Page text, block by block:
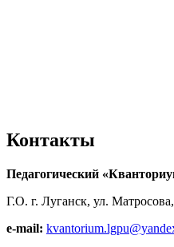
Контакты
Педагогический
Г.О. г. Луганск, ул.
e-mail: